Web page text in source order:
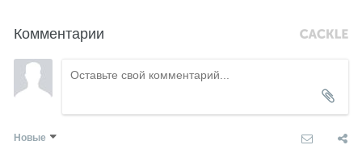
Комментарии
Новые